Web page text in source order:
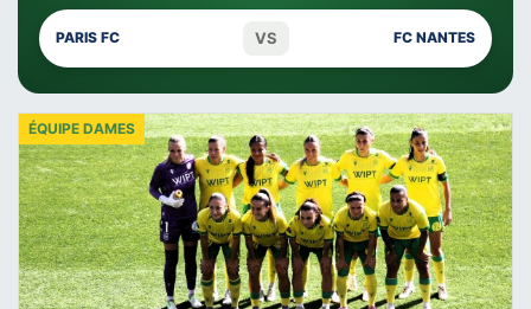
PARIS FC VS FC NANTES
ÉQUIPE DAMES